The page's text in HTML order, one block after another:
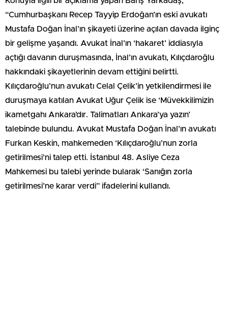
“Cumhurbaşkanı Recep Tayyip Erdoğan’ın eski avukatı
Mustafa Doğan İnal’ın şikayeti üzerine açılan davada ilginç
bir gelişme yaşandı. Avukat İnal’ın ‘hakaret’ iddiasıyla
açtığı davanın duruşmasında, İnal’ın avukatı, Kılıçdaroğlu
hakkındaki şikayetlerinin devam ettiğini belirtti.
Kılıçdaroğlu’nun avukatı Celal Çelik’in yetkilendirmesi ile
duruşmaya katılan Avukat Uğur Çelik ise ‘Müvekkilimizin
ikametgahı Ankara’dır. Talimatları Ankara’ya yazın’
talebinde bulundu. Avukat Mustafa Doğan İnal’ın avukatı
Furkan Keskin, mahkemeden ‘Kılıçdaroğlu’nun zorla
getirilmesi’ni talep etti. İstanbul 48. Asliye Ceza
Mahkemesi bu talebi yerinde bularak ‘Sanığın zorla
getirilmesi’ne karar verdi” ifadelerini kullandı.